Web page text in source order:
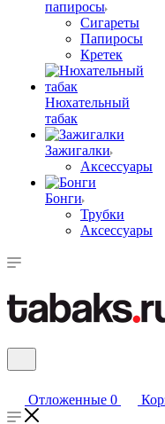
папиросы
Сигареты
Папиросы
Кретек
Нюхательный
табак
Зажигалки
Аксессуары
Бонги
Трубки
Аксессуары
Отложенные 0